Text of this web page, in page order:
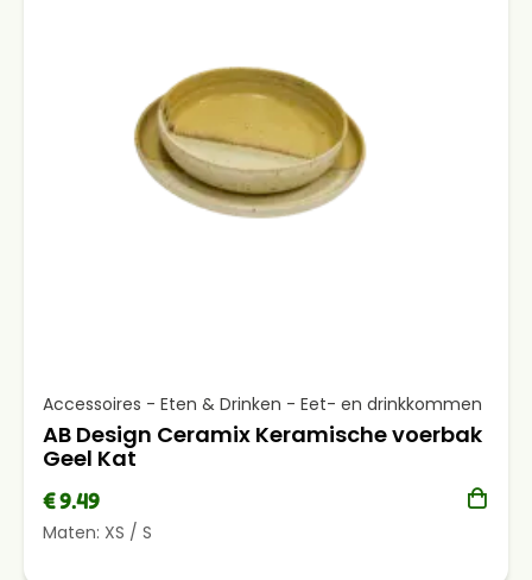
Accessoires - Eten & Drinken - Eet- en drinkkommen
AB Design Ceramix Keramische voerbak
Geel Kat
€ 9.49
Maten: XS / S